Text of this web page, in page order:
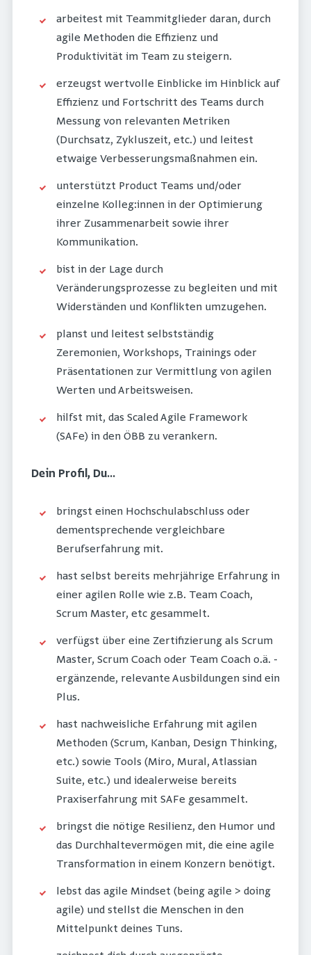
arbeitest mit Teammitglieder daran, durch
agile Methoden die Effizienz und
Produktivität im Team zu steigern.
erzeugst wertvolle Einblicke im Hinblick auf
Effizienz und Fortschritt des Teams durch
Messung von relevanten Metriken
(Durchsatz, Zykluszeit, etc.) und leitest
etwaige Verbesserungsmaßnahmen ein.
unterstützt Product Teams und/oder
einzelne Kolleg:innen in der Optimierung
ihrer Zusammenarbeit sowie ihrer
Kommunikation.
bist in der Lage durch
Veränderungsprozesse zu begleiten und mit
Widerständen und Konflikten umzugehen.
planst und leitest selbstständig
Zeremonien, Workshops, Trainings oder
Präsentationen zur Vermittlung von agilen
Werten und Arbeitsweisen.
hilfst mit, das Scaled Agile Framework
(SAFe) in den ÖBB zu verankern.
Dein Profil, Du...
bringst einen Hochschulabschluss oder
dementsprechende vergleichbare
Berufserfahrung mit.
hast selbst bereits mehrjährige Erfahrung in
einer agilen Rolle wie z.B. Team Coach,
Scrum Master, etc gesammelt.
verfügst über eine Zertifizierung als Scrum
Master, Scrum Coach oder Team Coach o.ä. -
ergänzende, relevante Ausbildungen sind ein
Plus.
hast nachweisliche Erfahrung mit agilen
Methoden (Scrum, Kanban, Design Thinking,
etc.) sowie Tools (Miro, Mural, Atlassian
Suite, etc.) und idealerweise bereits
Praxiserfahrung mit SAFe gesammelt.
bringst die nötige Resilienz, den Humor und
das Durchhaltevermögen mit, die eine agile
Transformation in einem Konzern benötigt.
lebst das agile Mindset (being agile > doing
agile) und stellst die Menschen in den
Mittelpunkt deines Tuns.